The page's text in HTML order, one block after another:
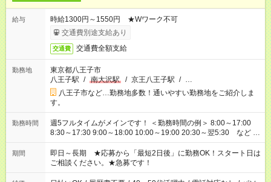
給与
時給1300円～1550円 ★Wワーク不可
交通費別途支給あり
交通費 交通費全額支給
勤務地
東京都八王子市
八王子駅 / 南大沢駅 / 京王八王子駅 / …
八王子市など…勤務地多数！通いやすい勤務地をご紹介しま
す。
勤務時間
週5フルタイムがメインです！ ＜勤務時間の例＞ 8:00～17:00
8:30～17:30 9:00～18:00 10:00～19:00 20:30～翌5:30 など ★
その他にも勤務時間多数！ 日勤のみ、残業なし、交替制など
ご希望を教えてください！
期間
即日～長期 ★応募から「最短2日後」に勤務OK！スタート日は
ご相談ください。★急募です！